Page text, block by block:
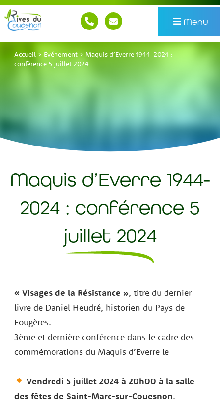
Menu
Accueil > Evénement> Maquis d’Everre 1944-2024 :
conférence 5 juillet 2024
Maquis d’Everre 1944-
2024 : conférence 5
juillet 2024
« Visages de la Résistance », titre du dernier
livre de Daniel Heudré, historien du Pays de
Fougères.
3ème et dernière conférence dans le cadre des
commémorations du Maquis d’Everre le
Vendredi 5 juillet 2024 à 20h00 à la salle
des fêtes de Saint-Marc-sur-Couesnon.